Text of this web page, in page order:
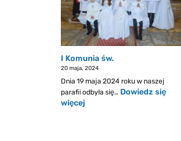
I Komunia św.
20 maja, 2024
Dnia 19 maja 2024 roku w naszej
parafii odbyła się… Dowiedz się
więcej